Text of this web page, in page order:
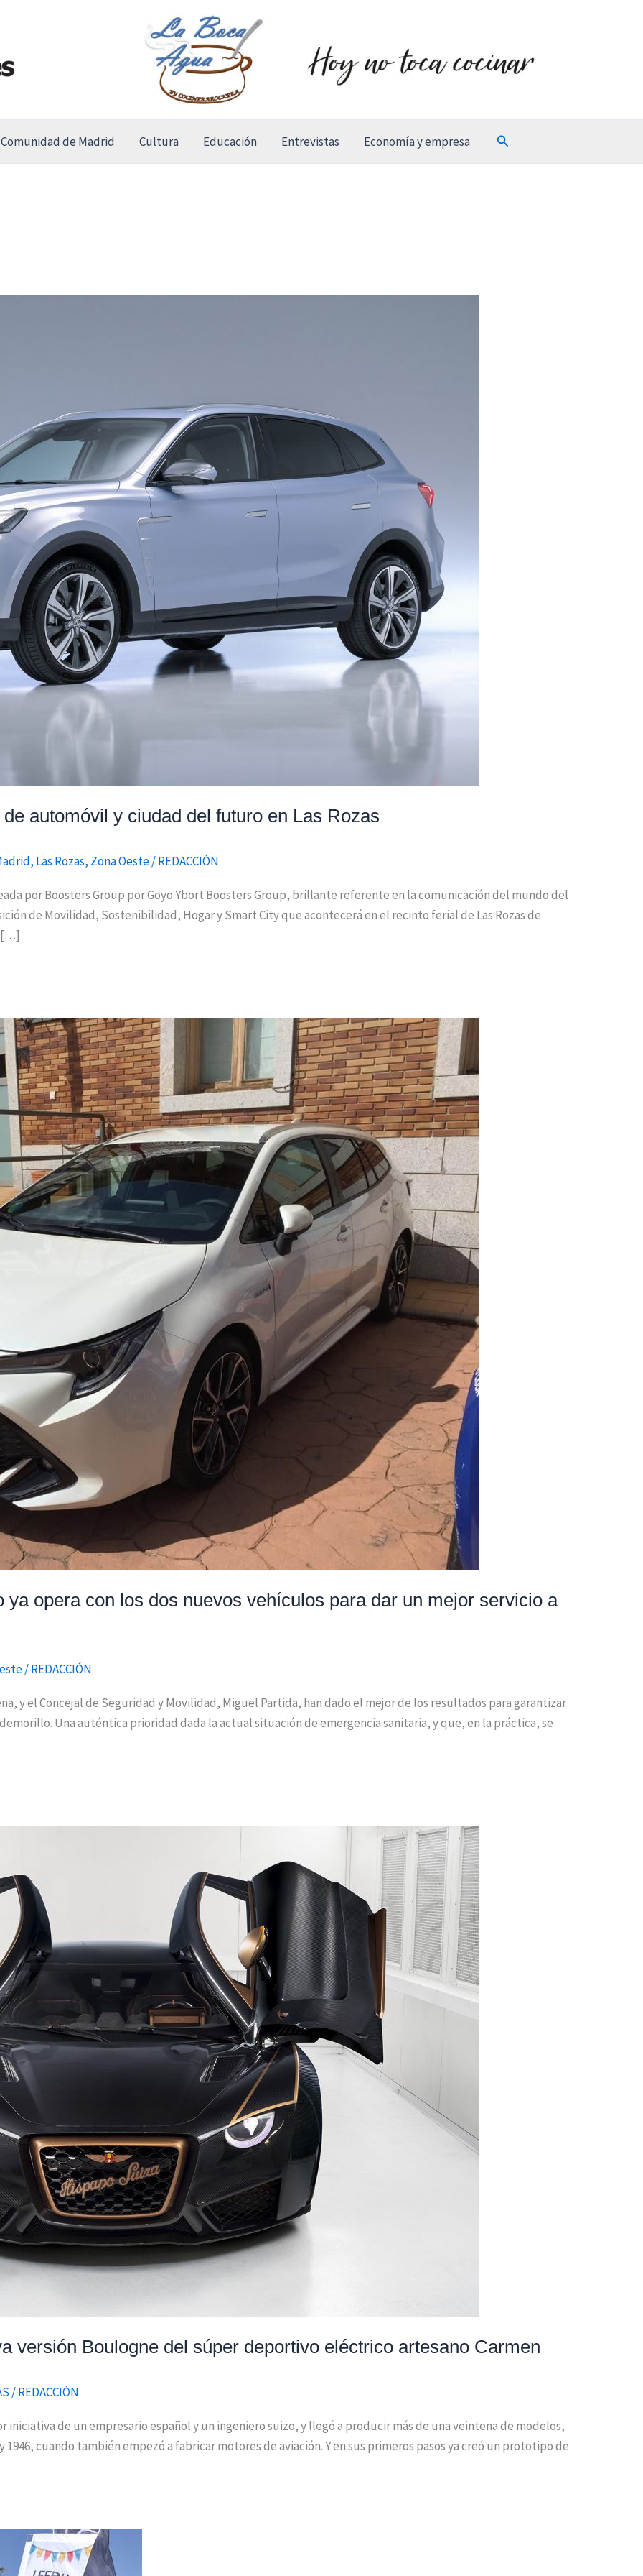
Comunidad de Madrid Cultura Educación Entrevistas Economía y empresa Buscar
automóvil y ciudad del futuro en Las Rozas
, Las Rozas, Zona Oeste/REDACCIÓN
por Boosters Group por Goyo Ybort Boosters Group, brillante referente en la comunicación del mundo del
de Movilidad, Sostenibilidad, Hogar y Smart City que acontecerá en el recinto ferial de Las Rozas de
[…]
ya opera con los dos nuevos vehículos para dar un mejor servicio a
/REDACCIÓN
y el Concejal de Seguridad y Movilidad, Miguel Partida, han dado el mejor de los resultados para garantizar
Una auténtica prioridad dada la actual situación de emergencia sanitaria, y que, en la práctica, se
versión Boulogne del súper deportivo eléctrico artesano Carmen
/REDACCIÓN
iniciativa de un empresario español y un ingeniero suizo, y llegó a producir más de una veintena de modelos,
1946, cuando también empezó a fabricar motores de aviación. Y en sus primeros pasos ya creó un prototipo de